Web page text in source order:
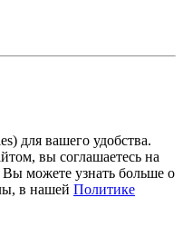
для вашего удобства.
вы соглашаетесь на
можете узнать больше о
в нашей Политике